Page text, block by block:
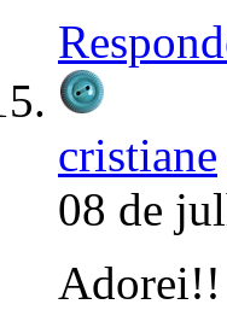
cristiane
08 de
Adorei!!